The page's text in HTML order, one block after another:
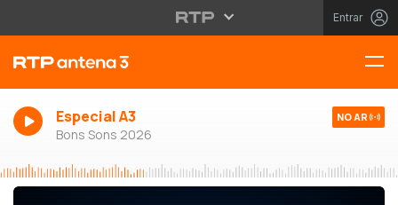
Entrar
Especial A3
Bons Sons 2026
NO AR